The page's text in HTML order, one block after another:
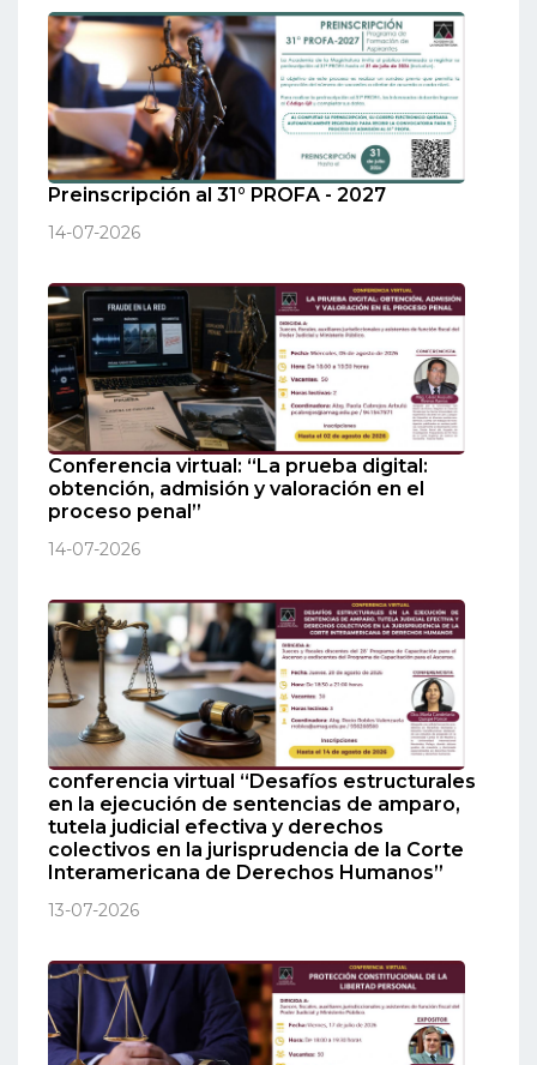
Preinscripción al 31° PROFA - 2027
14-07-2026
Conferencia virtual: “La prueba digital:
obtención, admisión y valoración en el
proceso penal”
14-07-2026
conferencia virtual “Desafíos estructurales
en la ejecución de sentencias de amparo,
tutela judicial efectiva y derechos
colectivos en la jurisprudencia de la Corte
Interamericana de Derechos Humanos”
13-07-2026